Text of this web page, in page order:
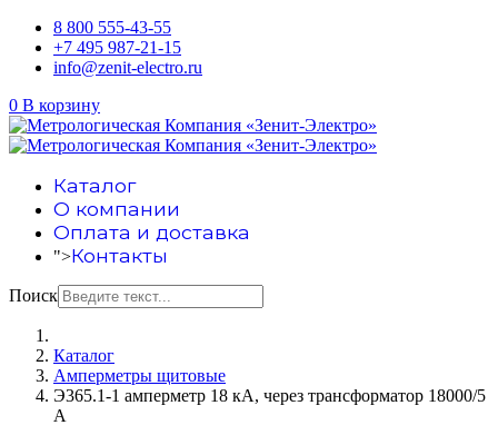
8 800 555-43-55
+7 495 987-21-15
info@zenit-electro.ru
0 В корзину
Каталог
О компании
Оплата и доставка
">Контакты
Поиск
Каталог
Амперметры щитовые
Э365.1-1 амперметр 18 кА, через трансформатор 18000/5
А